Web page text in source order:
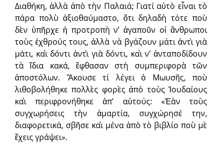
Διαθήκη, ἀλλὰ ἀπὸ τὴν Παλαιά; Γιατί αὐτὸ εἶναι τὸ
πάρα πολὺ ἀξιοθαύμαστο, ὅτι δηλαδὴ τότε ποὺ
δὲν ὑπῆρχε ἡ προτροπὴ ν’ ἀγαποῦν οἱ ἄνθρωποι
τοὺς ἐχθρούς τους, ἀλλὰ νὰ βγάζουν μάτι ἀντὶ γιὰ
μάτι, καὶ δόντι ἀντὶ γιὰ δόντι, καὶ ν’ ἀνταποδίδουν
τὰ ἴδια κακά, ἔφθασαν στὴ συμπεριφορὰ τῶν
ἀποστόλων. Ἄκουσε τί λέγει ὁ Μωυσῆς, ποὺ
λιθοβολήθηκε πολλὲς φορὲς ἀπὸ τοὺς Ἰουδαίους
καὶ περιφρονήθηκε ἀπ’ αὐτούς: «Ἐὰν τοὺς
συγχωρήσεις τὴν ἁμαρτία, συγχώρησέ την,
διαφορετικά, σβῆσε καὶ μένα ἀπὸ τὸ βιβλίο ποὺ μὲ
ἔχεις γράψει».